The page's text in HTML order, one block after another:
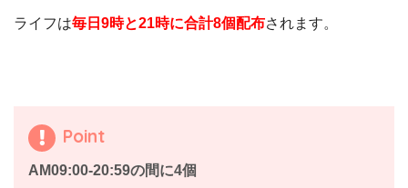
ライフは毎日9時と21時に合計8個配布されます。
Point
AM09:00-20:59の間に4個